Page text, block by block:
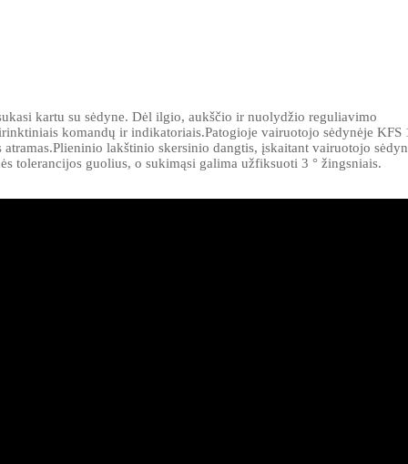
kartu su sėdyne. Dėl ilgio, aukščio ir nuolydžio reguliavimo
komandų ir indikatoriais.Patogioje vairuotojo sėdynėje KFS
lakštinio skersinio dangtis, įskaitant vairuotojo
tolerancijos guolius, o sukimąsi galima užfiksuoti 3 ° žingsniais.